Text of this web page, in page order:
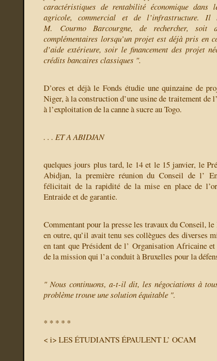
caractéristiques de rentabilité économique dans
agricole, commercial et de l’infrastructure. Il
M. Courmo Barcourgne, de rechercher, soit
complémentaires lorsqu’un projet est déjà pris en
d’aide extérieure, soir le financement des projet
crédits bancaires classiques ".
D’ores et déjà le Fonds étudie une quinzaine de
Niger, à la construction d’une usine de traitement de
à l’exploitation de la canne à sucre au Togo.
. . . ET A ABIDJAN
quelques jours plus tard, le 14 et le 15 janvier, le
Abidjan, la première réunion du Conseil de l’
félicitait de la rapidité de la mise en place de
Entraide et de garantie.
Commentant pour la presse les travaux du Conseil,
en outre, qu’il avait tenu ses collègues des diverses
en tant que Président de l’ Organisation Africaine
de la mission qui l’a conduit à Bruxelles pour la
" Nous continuons, a-t-il dit, les négociations à
problème trouve une solution équitable ".
* * * * *
< i> LES ÉTUDIANTS ÉPAULENT L’ OCAM